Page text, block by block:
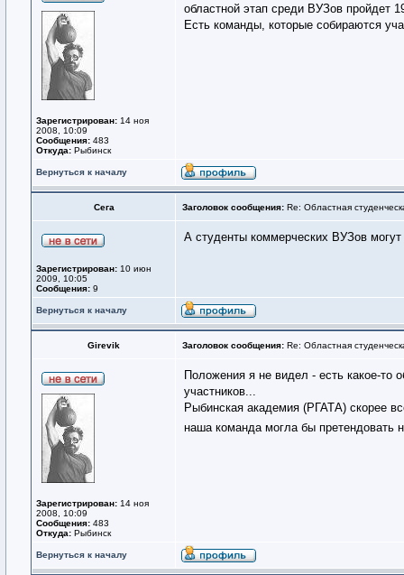
Зарегистрирован: 14 ноя
2008, 10:09
Сообщения: 483
Откуда: Рыбинск
областной этап среди ВУЗов пройдет
Есть команды, которые собираются
Вернуться к началу
Сега Заголовок сообщения: Re: Областная
Зарегистрирован: 10 июн
2009, 10:05
Сообщения: 9
А студенты коммерческих ВУЗов
Вернуться к началу
Girevik Заголовок сообщения: Re: Областная
Зарегистрирован: 14 ноя
2008, 10:09
Сообщения: 483
Откуда: Рыбинск
Положения я не видел - есть какое-то
участников...
Рыбинская академия (РГАТА) скорее
наша команда могла бы претендовать
Вернуться к началу